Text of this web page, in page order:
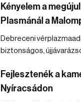
Kényelem a
Plasmánál a
Debreceni
biztonságos,
Fejlesztenék a
Nyíracsádon